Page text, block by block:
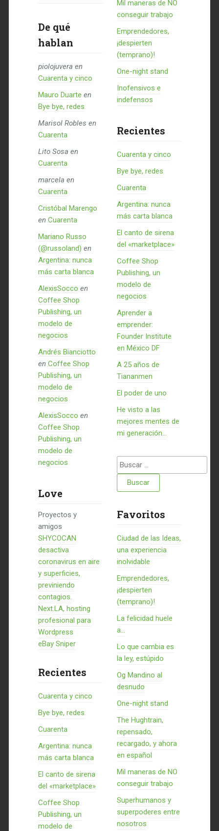
De qué
hablan
piolojuvera en
Cuarenta y cinco
Mauro Duarte en
Bye bye, redes
Marisol Robles en
Cuarenta
Lito Sosa en
Cuarenta
marcela en
Cuarenta
Cristóbal Marengo
en Cuarenta
Mariano Russo
(@russoland) en
Argentina: nunca
más carta blanca
AlexisSocco en
Coffee Shop
Publishing, un
modelo de
negocios
Andrés Bianciotto
en Coffee Shop
Publishing, un
modelo de
negocios
AlexisSocco en
Coffee Shop
Publishing, un
modelo de
negocios
Love
Proyectos y
amigos
SHYCOCAN
desactiva
coronavirus en aire
y superficies,
previniendo
contagios.
Next.LA, hosting
profesional para
Wordpress
eBay Sniper
Recientes
Cuarenta y cinco
Bye bye, redes
Cuarenta
Argentina: nunca
más carta blanca
El canto de sirena
del «marketplace»
Coffee Shop
Publishing, un
modelo de
Mil maneras de NO
conseguir trabajo
Emprendedores,
¡despierten
(temprano)!
One-night stand
Inofensivos e
indefensos
Recientes
Cuarenta y cinco
Bye bye, redes
Cuarenta
Argentina: nunca
más carta blanca
El canto de sirena
del «marketplace»
Coffee Shop
Publishing, un
modelo de
negocios
Aprender a
emprender:
Founder Institute
en México DF
A 25 años de
Tiananmen
El poder de uno
He visto a las
mejores mentes de
mi generación…
Buscar:
Favoritos
Ciudad de las Ideas,
una experiencia
inolvidable
Emprendedores,
¡despierten
(temprano)!
La felicidad huele
a...
Lo que cambia es
la ley, estúpido
Og Mandino al
desnudo
One-night stand
The Hughtrain,
repensado,
recargado, y ahora
en español
Mil maneras de NO
conseguir trabajo
Superhumanos y
superpoderes entre
nosotros